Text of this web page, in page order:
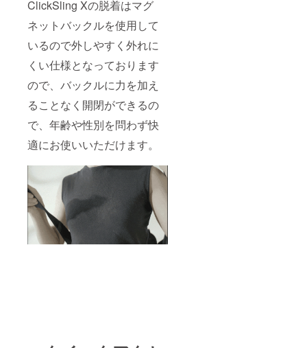
ClickSling Xの脱着はマグ
ネットバックルを使用して
いるので外しやすく外れに
くい仕様となっております
ので、バックルに力を加え
ることなく開閉ができるの
で、年齢や性別を問わず快
適にお使いいただけます。